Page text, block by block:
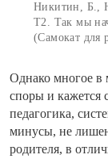
Никитин, Б.,
Т2. Так мы
(Самокат для
Однако многое в
споры и кажется
педагогика,
минусы, не
родителя, в